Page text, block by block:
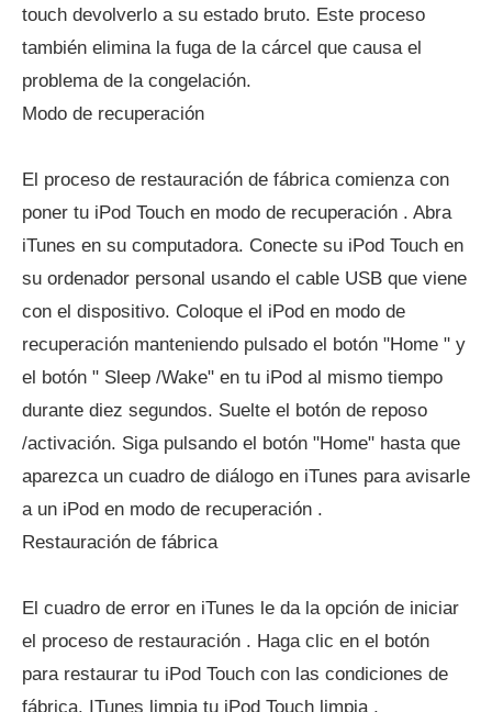
touch devolverlo a su estado bruto. Este proceso
también elimina la fuga de la cárcel que causa el
problema de la congelación.
Modo de recuperación
El proceso de restauración de fábrica comienza con
poner tu iPod Touch en modo de recuperación . Abra
iTunes en su computadora. Conecte su iPod Touch en
su ordenador personal usando el cable USB que viene
con el dispositivo. Coloque el iPod en modo de
recuperación manteniendo pulsado el botón "Home " y
el botón " Sleep /Wake" en tu iPod al mismo tiempo
durante diez segundos. Suelte el botón de reposo
/activación. Siga pulsando el botón "Home" hasta que
aparezca un cuadro de diálogo en iTunes para avisarle
a un iPod en modo de recuperación .
Restauración de fábrica
El cuadro de error en iTunes le da la opción de iniciar
el proceso de restauración . Haga clic en el botón
para restaurar tu iPod Touch con las condiciones de
fábrica. ITunes limpia tu iPod Touch limpia ,